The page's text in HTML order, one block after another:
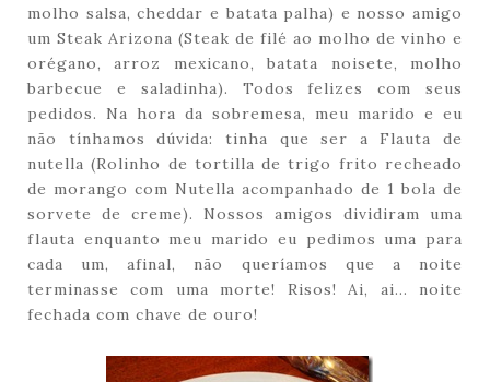
molho salsa, cheddar e batata palha) e nosso amigo
um Steak Arizona (Steak de filé ao molho de vinho e
orégano, arroz mexicano, batata noisete, molho
barbecue e saladinha). Todos felizes com seus
pedidos. Na hora da sobremesa, meu marido e eu
não tínhamos dúvida: tinha que ser a Flauta de
nutella (Rolinho de tortilla de trigo frito recheado
de morango com Nutella acompanhado de 1 bola de
sorvete de creme). Nossos amigos dividiram uma
flauta enquanto meu marido eu pedimos uma para
cada um, afinal, não queríamos que a noite
terminasse com uma morte! Risos! Ai, ai… noite
fechada com chave de ouro!